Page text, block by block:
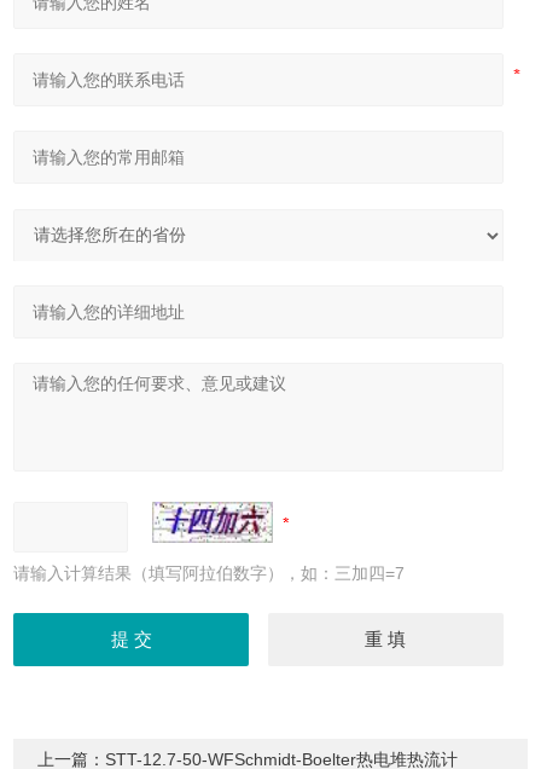
请输入计算结果（填写阿拉伯数字），如：三加四=7
上一篇： STT-12.7-50-WFSchmidt-Boelter热电堆热流计